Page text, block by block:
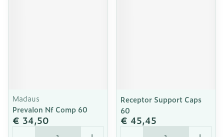
Madaus
Prevalon Nf Comp 60
€ 34,50
Aantal
Receptor Support Caps
60
€ 45,45
Aantal